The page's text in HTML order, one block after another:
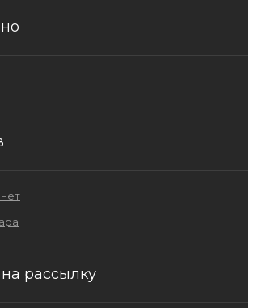
рассылку